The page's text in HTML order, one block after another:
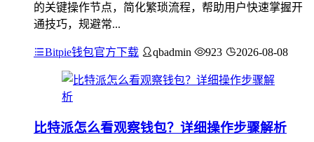
的关键操作节点，简化繁琐流程，帮助用户快速掌握开
通技巧，规避常...
Bitpie钱包官方下载 qbadmin 923 2026-08-08
比特派怎么看观察钱包？详细操作步骤解析